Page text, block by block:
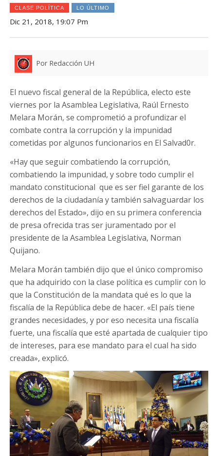
CLASE POLÍTICA LO ÚLTIMO
Dic 21, 2018, 19:07 Pm
Por Redacción UH
El nuevo fiscal general de la República, electo este
viernes por la Asamblea Legislativa, Raúl Ernesto
Melara Morán, se comprometió a profundizar el
combate contra la corrupción y la impunidad
cometidas por algunos funcionarios en El Salvad0r.
«Hay que seguir combatiendo la corrupción,
combatiendo la impunidad, y sobre todo cumplir el
mandato constitucional que es ser fiel garante de los
derechos de la ciudadanía y también salvaguardar los
derechos del Estado», dijo en su primera conferencia
de presa ofrecida tras ser juramentado por el
presidente de la Asamblea Legislativa, Norman
Quijano.
Melara Morán también dijo que el único compromiso
que ha adquirido con la clase política es cumplir con lo
que la Constitución de la mandata qué es lo que la
fiscalía de la República debe de hacer. «El país tiene
grandes necesidades, y por eso necesita una fiscalía
fuerte, una fiscalía que esté apartada de cualquier tipo
de intereses, para ese mandato para el cual ha sido
creada», explicó.